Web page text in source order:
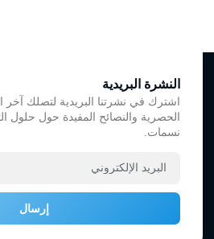
النشرة البريدية
اشترك في نشرتنا البريدية لتصلك آخر
الحصرية والنصائح المفيدة حول حلول
نسمات.
إرسال